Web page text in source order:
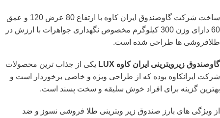
ساخت شرکت گاوصندوق ایران کاوه با ارتفاع 80 عرض 120 و عمق
60 دارای وزن 300 کیلوگرم مخصوص نگهداری جواهرات با ارزش در
طلافروشی ها طراحی شده است.
گاوصندوق زیرویترینی ایران کاوه LUX
یکی از جذاب ترین محصولات
شرکت ایرانکاوه بوده که از طراحی ویژه و خاصی برخوردار است و
بهترین گزینه برای افراد خوش سلیقه و سخت پسند است.
از ویژگی های بارز صندوق زیر ویترینی طلا فروشی نسوز و ضد